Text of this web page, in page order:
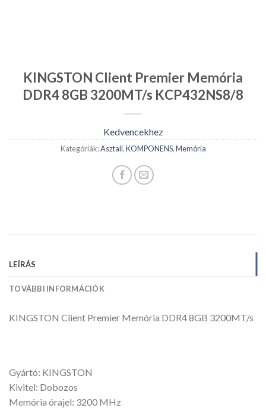
KINGSTON Client Premier Memória
DDR4 8GB 3200MT/s KCP432NS8/8
Kedvencekhez
Kategóriák:Asztali,KOMPONENS,Memória
LEÍRÁS
TOVÁBBI INFORMÁCIÓK
KINGSTON Client Premier Memória DDR4 8GB 3200MT/s
Gyártó: KINGSTON
Kivitel: Dobozos
Memória órajel: 3200 MHz